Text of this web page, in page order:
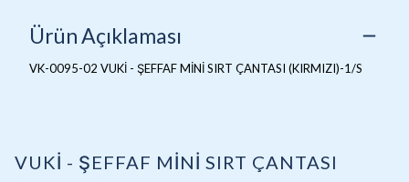
Ürün Açıklaması
VK-0095-02 VUKİ - ŞEFFAF MİNİ SIRT ÇANTASI (KIRMIZI)-1/S
VUKİ - ŞEFFAF MİNİ SIRT ÇANTASI